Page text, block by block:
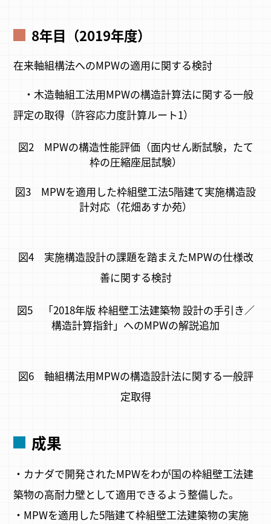
8年目（2019年度）
在来軸組構法へのMPWの適用に関する検討
・木造軸組工法用MPWの構造計算法に関する一般
評定の取得（許容応力度計算ルート1）
図2 MPWの構造性能評価（面内せん断試験，たて
枠の圧縮座屈試験）
図3 MPWを適用した枠組壁工法5階建て実施構造設
計対応（花畑あすか苑）
図4 実施構造設計の課題を踏まえたMPWの仕様改
善に関する検討
図5 「2018年版 枠組壁工法建築物 設計の手引き／
構造計算指針」へのMPWの解説追加
図6 軸組構法用MPWの構造設計法に関する一般評
定取得
成果
・カナダで開発されたMPWをわが国の枠組壁工法建
築物の高耐力壁として適用できるよう整備した。
・MPWを適用した5階建て枠組壁工法建築物の実施